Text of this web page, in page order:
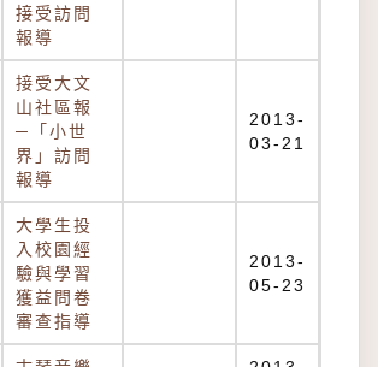
接受訪問
報導
接受大文
山社區報
─「小世
界」訪問
報導
2013-
03-21
大學生投
入校園經
驗與學習
獲益問卷
審查指導
2013-
05-23